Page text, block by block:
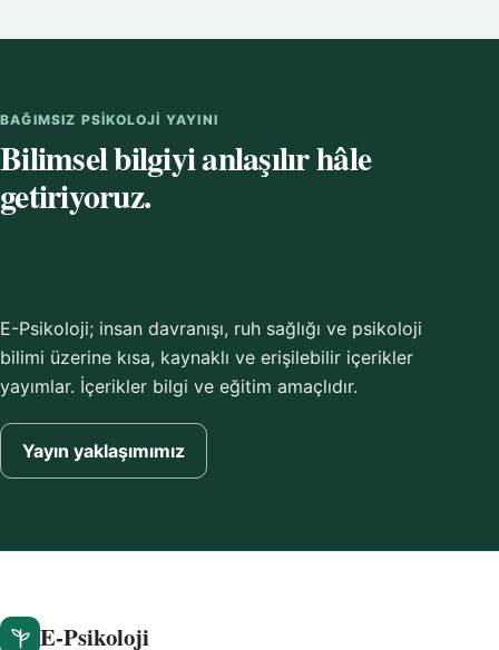
BAĞIMSIZ PSIKOLOJI YAYINI
Bilimsel bilgiyi anlaşılır hâle
getiriyoruz.
E-Psikoloji; insan davranışı, ruh sağlığı ve psikoloji
bilimi üzerine kısa, kaynaklı ve erişilebilir içerikler
yayımlar. İçerikler bilgi ve eğitim amaçlıdır.
Yayın yaklaşımımız
E-Psikoloji